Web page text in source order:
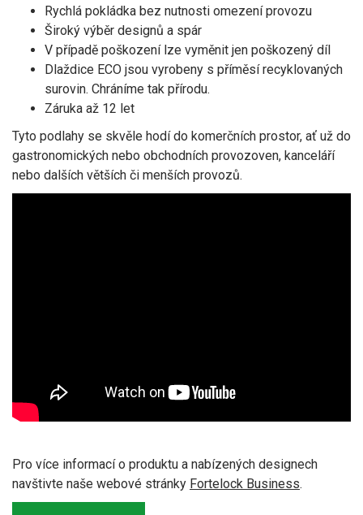
Rychlá pokládka bez nutnosti omezení provozu
Široký výběr designů a spár
V případě poškození lze vyměnit jen poškozený díl
Dlaždice ECO jsou vyrobeny s příměsí recyklovaných
surovin. Chráníme tak přírodu.
Záruka až 12 let
Tyto podlahy se skvěle hodí do komerčních prostor, ať už do
gastronomických nebo obchodních provozoven, kanceláří
nebo dalších větších či menších provozů.
Pro více informací o produktu a nabízených designech
navštivte naše webové stránky Fortelock Business.